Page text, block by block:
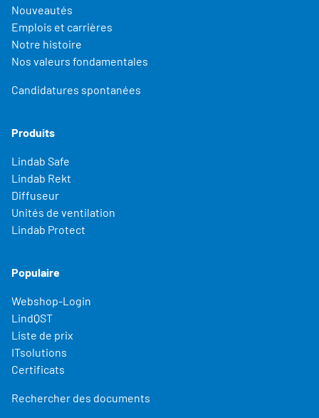
Nouveautés
Emplois et carrières
Notre histoire
Nos valeurs fondamentales
Candidatures spontanées
Produits
Lindab Safe
Lindab Rekt
Diffuseur
Unités de ventilation
Lindab Protect
Populaire
Webshop-Login
LindQST
Liste de prix
ITsolutions
Certificats
Rechercher des documents